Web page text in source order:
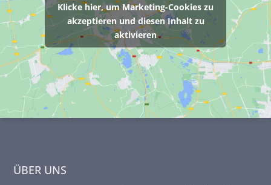
Klicke hier, um Marketing-Cookies zu
akzeptieren und diesen Inhalt zu
aktivieren
ÜBER UNS